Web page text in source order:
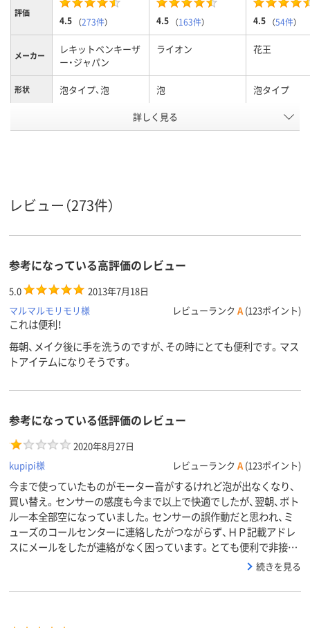
評価
4.5 （273件） 4.5 （163件） 4.5 （54件）
メーカー
レキットベンキーザ
ー・ジャパン
ライオン 花王
形状 泡タイプ、泡 泡 泡タイプ
詳しく見る
レビュー（273件）
参考になっている高評価のレビュー
5.0
2013年7月18日
マルマルモリモリ様
レビューランク A (123ポイント)
これは便利！
毎朝、メイク後に手を洗うのですが、その時にとても便利です。マス
トアイテムになりそうです。
参考になっている低評価のレビュー
2020年8月27日
kupipi様
レビューランク A (123ポイント)
今まで使っていたものがモーター音がするけれど泡が出なくなり、
買い替え。センサーの感度も今まで以上で快適でしたが、翌朝、ボト
ル一本全部空になっていました。センサーの誤作動だと思われ、ミ
ューズのコールセンターに連絡したがつながらず、ＨＰ記載アドレ
スにメールをしたが連絡がなく困っています。とても便利で非接…
続きを見る